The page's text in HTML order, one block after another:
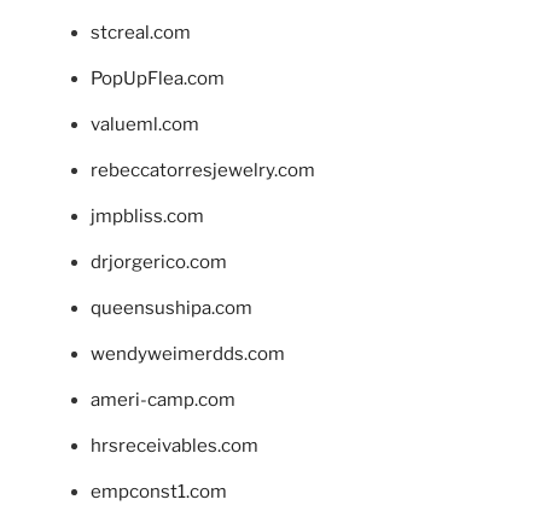
stcreal.com
PopUpFlea.com
valueml.com
rebeccatorresjewelry.com
jmpbliss.com
drjorgerico.com
queensushipa.com
wendyweimerdds.com
ameri-camp.com
hrsreceivables.com
empconst1.com